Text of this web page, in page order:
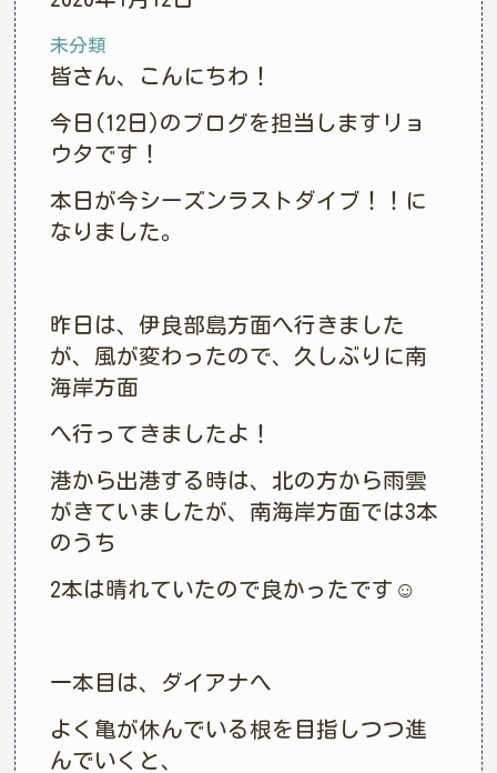
未分類
皆さん、こんにちわ！
今日(12日)のブログを担当しますリョ
ウタです！
本日が今シーズンラストダイブ！！に
なりました。
昨日は、伊良部島方面へ行きました
が、風が変わったので、久しぶりに南
海岸方面
へ行ってきましたよ！
港から出港する時は、北の方から雨雲
がきていましたが、南海岸方面では3本
のうち
2本は晴れていたので良かったです☺︎
一本目は、ダイアナへ
よく亀が休んでいる根を目指しつつ進
んでいくと、